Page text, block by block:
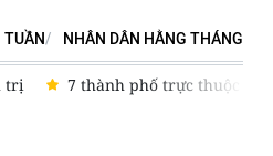
TUẦN NHÂN DÂN HẰNG THÁNG
7 thành phố trực thuộc Trung